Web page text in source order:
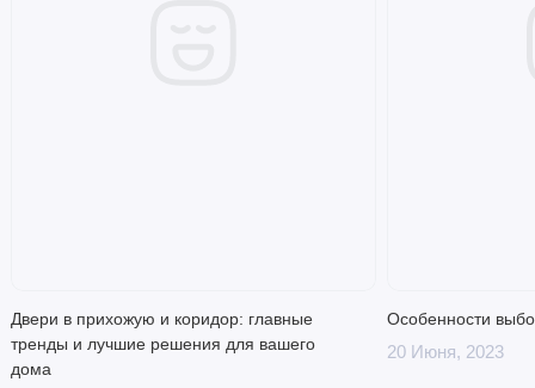
Двери в прихожую и коридор: главные
тренды и лучшие решения для вашего
дома
Особенности
20 Июня, 2023